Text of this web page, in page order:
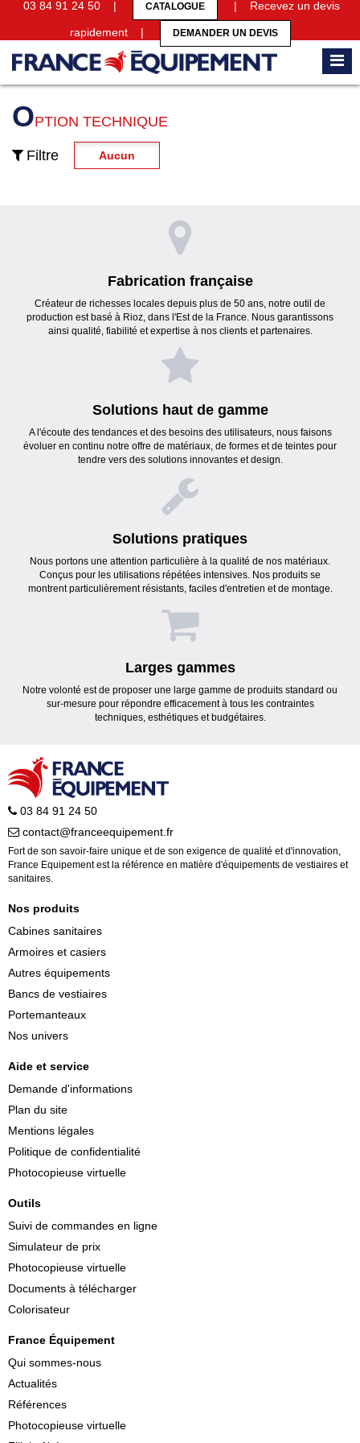
03 84 91 24 50 | CATALOGUE | Recevez un devis
rapidement | DEMANDER UN DEVIS
Accueil Cabines sanitaires
Cabines sanitaires en verre
Option technique
OPTION TECHNIQUE
Filtre Aucun
Fabrication française
Créateur de richesses locales depuis plus de 50 ans, notre outil de
production est basé à Rioz, dans l'Est de la France. Nous garantissons
ainsi qualité, fiabilité et expertise à nos clients et partenaires.
Solutions haut de gamme
A l'écoute des tendances et des besoins des utilisateurs, nous faisons
évoluer en continu notre offre de matériaux, de formes et de teintes pour
tendre vers des solutions innovantes et design.
Solutions pratiques
Nous portons une attention particulière à la qualité de nos matériaux.
Conçus pour les utilisations répétées intensives. Nos produits se
montrent particulièrement résistants, faciles d'entretien et de montage.
Larges gammes
Notre volonté est de proposer une large gamme de produits standard ou
sur-mesure pour répondre efficacement à tous les contraintes
techniques, esthétiques et budgétaires.
03 84 91 24 50
contact@franceequipement.fr
Fort de son savoir-faire unique et de son exigence de qualité et d'innovation,
France Equipement est la référence en matière d'équipements de vestiaires et
sanitaires.
Nos produits
Cabines sanitaires
Armoires et casiers
Autres équipements
Bancs de vestiaires
Portemanteaux
Nos univers
Aide et service
Demande d'informations
Plan du site
Mentions légales
Politique de confidentialité
Photocopieuse virtuelle
Outils
Suivi de commandes en ligne
Simulateur de prix
Photocopieuse virtuelle
Documents à télécharger
Colorisateur
France Équipement
Qui sommes-nous
Actualités
Références
Photocopieuse virtuelle